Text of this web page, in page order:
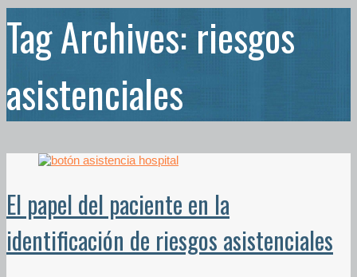
Tag Archives: riesgos
asistenciales
El papel del paciente en la
identificación de riesgos asistenciales